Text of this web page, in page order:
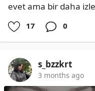
evet ama bir daha
17 0
s_bzzkrt
3 months ago